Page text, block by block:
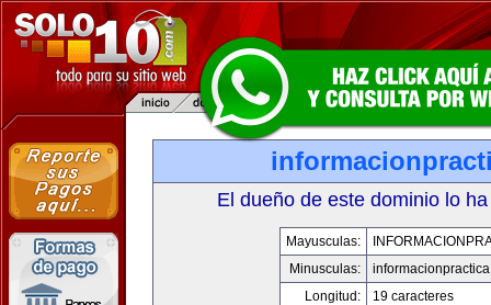
El dueño de este dominio lo
Mayusculas:
Minusculas:
Longitud:
19 caracteres